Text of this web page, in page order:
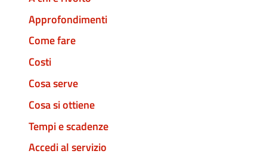
Approfondimenti
Come fare
Costi
Cosa serve
Cosa si ottiene
Tempi e scadenze
Accedi al servizio